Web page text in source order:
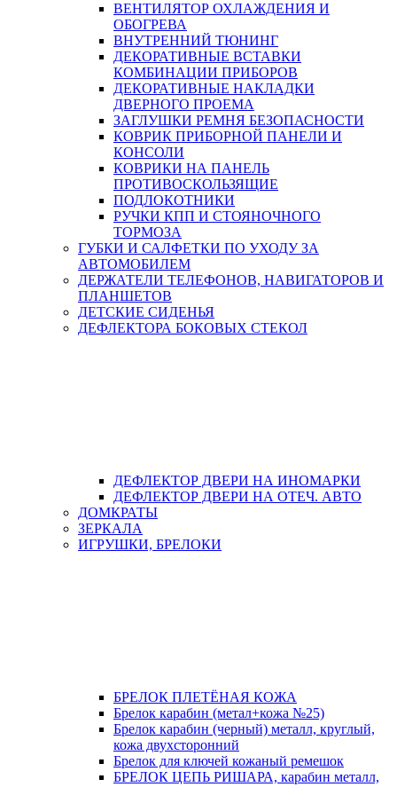
ВЕНТИЛЯТОР ОХЛАЖДЕНИЯ И
ОБОГРЕВА
ВНУТРЕННИЙ ТЮНИНГ
ДЕКОРАТИВНЫЕ ВСТАВКИ
КОМБИНАЦИИ ПРИБОРОВ
ДЕКОРАТИВНЫЕ НАКЛАДКИ
ДВЕРНОГО ПРОЕМА
ЗАГЛУШКИ РЕМНЯ БЕЗОПАСНОСТИ
КОВРИК ПРИБОРНОЙ ПАНЕЛИ И
КОНСОЛИ
КОВРИКИ НА ПАНЕЛЬ
ПРОТИВОСКОЛЬЗЯЩИЕ
ПОДЛОКОТНИКИ
РУЧКИ КПП И СТОЯНОЧНОГО
ТОРМОЗА
ГУБКИ И САЛФЕТКИ ПО УХОДУ ЗА
АВТОМОБИЛЕМ
ДЕРЖАТЕЛИ ТЕЛЕФОНОВ, НАВИГАТОРОВ И
ПЛАНШЕТОВ
ДЕТСКИЕ СИДЕНЬЯ
ДЕФЛЕКТОРА БОКОВЫХ СТЕКОЛ
ДЕФЛЕКТОР ДВЕРИ НА ИНОМАРКИ
ДЕФЛЕКТОР ДВЕРИ НА ОТЕЧ. АВТО
ДОМКРАТЫ
ЗЕРКАЛА
ИГРУШКИ, БРЕЛОКИ
БРЕЛОК ПЛЕТЁНАЯ КОЖА
Брелок карабин (метал+кожа №25)
Брелок карабин (черный) металл, круглый,
кожа двухсторонний
Брелок для ключей кожаный ремешок
БРЕЛОК ЦЕПЬ РИШАРА, карабин металл,